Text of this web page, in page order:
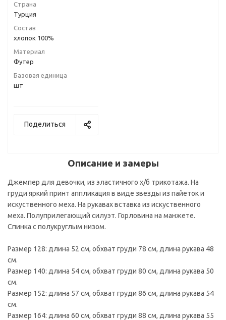
Страна
Турция
Состав
хлопок 100%
Материал
Футер
Базовая единица
шт
Поделиться
Описание и замеры
Джемпер для девочки, из эластичного х/б трикотажа. На
груди яркий принт аппликация в виде звезды из пайеток и
искуственного меха. На рукавах вставка из искуственного
меха. Полуприлегающий силуэт. Горловина на манжете.
Спинка с полукруглым низом.
Размер 128: длина 52 см, обхват груди 78 см, длина рукава 48
см.
Размер 140: длина 54 см, обхват груди 80 см, длина рукава 50
см.
Размер 152: длина 57 см, обхват груди 86 см, длина рукава 54
см.
Размер 164: длина 60 см, обхват груди 88 см, длина рукава 55